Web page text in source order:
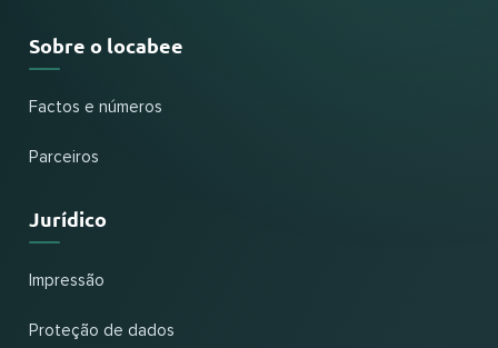
Sobre o locabee
Factos e números
Parceiros
Jurídico
Impressão
Proteção de dados